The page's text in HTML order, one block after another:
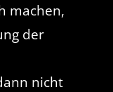
machen,
der
nicht